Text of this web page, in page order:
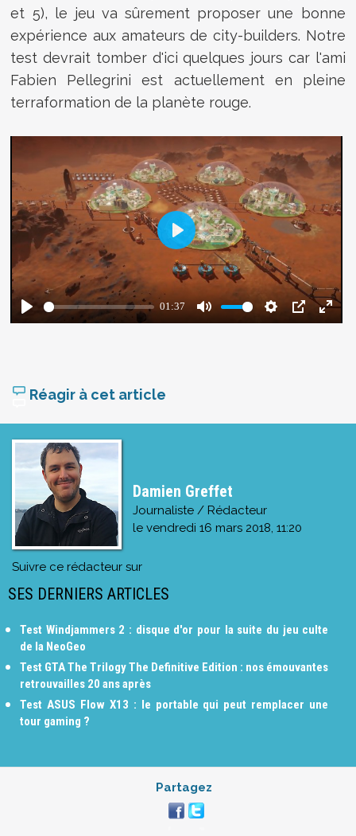
et 5), le jeu va sûrement proposer une bonne
expérience aux amateurs de city-builders. Notre
test devrait tomber d'ici quelques jours car l'ami
Fabien Pellegrini est actuellement en pleine
terraformation de la planète rouge.
Réagir à cet article
Damien Greffet
Journaliste / Rédacteur
le vendredi 16 mars 2018, 11:20
Suivre ce rédacteur sur
SES DERNIERS ARTICLES
Test Windjammers 2 : disque d'or pour la suite du jeu culte
de la NeoGeo
Test GTA The Trilogy The Definitive Edition : nos émouvantes
retrouvailles 20 ans après
Test ASUS Flow X13 : le portable qui peut remplacer une
tour gaming ?
Partagez